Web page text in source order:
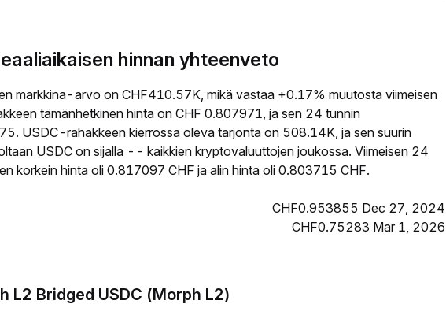
hinnan yhteenveto
markkina-arvo on CHF410.57K, mikä vastaa +0.17% muutosta viimeisen
tämänhetkinen hinta on CHF 0.807971, ja sen 24 tunnin
USDC-rahakkeen kierrossa oleva tarjonta on 508.14K, ja sen suurin
USDC on sijalla -- kaikkien kryptovaluuttojen joukossa. Viimeisen 24
korkein hinta oli 0.817097 CHF ja alin hinta oli 0.803715 CHF.
CHF0.953855 Dec 27, 2024
CHF0.75283 Mar 1, 2026
L2 Bridged USDC (Morph L2)